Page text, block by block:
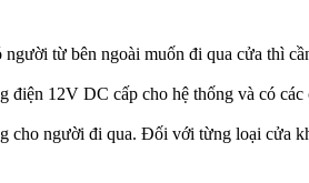
từ bên ngoài muốn đi qua cửa thì
12V DC cấp cho hệ thống và có
người đi qua. Đối với từng loại cửa